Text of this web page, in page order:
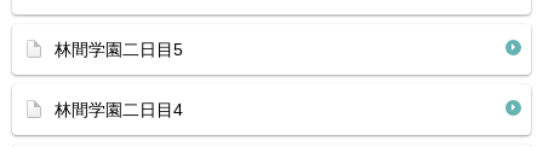
林間学園二日目5
林間学園二日目4